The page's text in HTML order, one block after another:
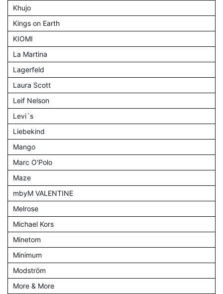
Khujo
Kings on Earth
KIOMI
La Martina
Lagerfeld
Laura Scott
Leif Nelson
Levi´s
Liebekind
Mango
Marc O'Polo
Maze
mbyM VALENTINE
Melrose
Michael Kors
Minetom
Minimum
Modström
More & More